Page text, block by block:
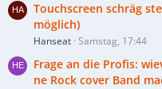
Touchscreen schräg
möglich)
Hanseat Samstag, 17:44
Frage an die Profis:
ne Rock cover Band